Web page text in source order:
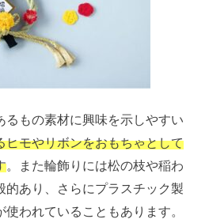
るもの素材に興味を示しやすい
ヒモやリボンをおもちゃとして
。また輪飾りには松の枝や稲わ
的あり、さらにプラスチック製
われていることもあります。